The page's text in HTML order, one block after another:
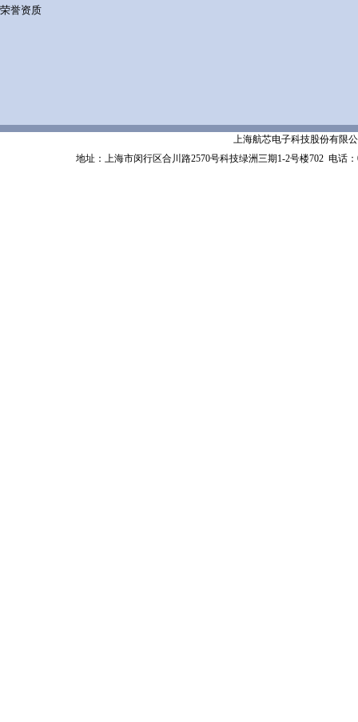
荣誉资质
上海航芯电子科技股份有限公
地址：上海市闵行区合川路2570号科技绿洲三期1-2号楼702 电话